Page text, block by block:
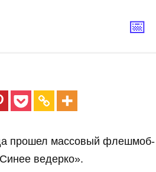
прошел массовый флешмоб-
ведерко».